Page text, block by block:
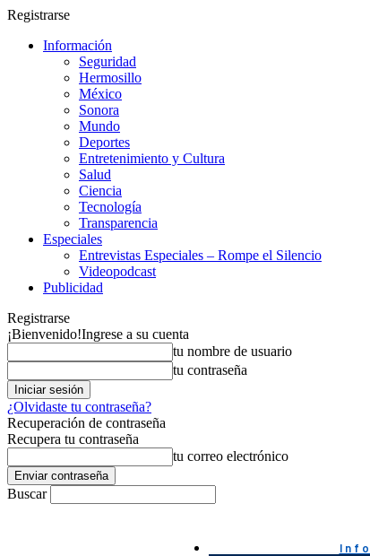
Registrarse
Información
Seguridad
Hermosillo
México
Sonora
Mundo
Deportes
Entretenimiento y Cultura
Salud
Ciencia
Tecnología
Transparencia
Especiales
Entrevistas Especiales – Rompe el Silencio
Videopodcast
Publicidad
Registrarse
¡Bienvenido!Ingrese a su cuenta
tu nombre de usuario
tu contraseña
¿Olvidaste tu contraseña?
Recuperación de contraseña
Recupera tu contraseña
tu correo electrónico
Buscar